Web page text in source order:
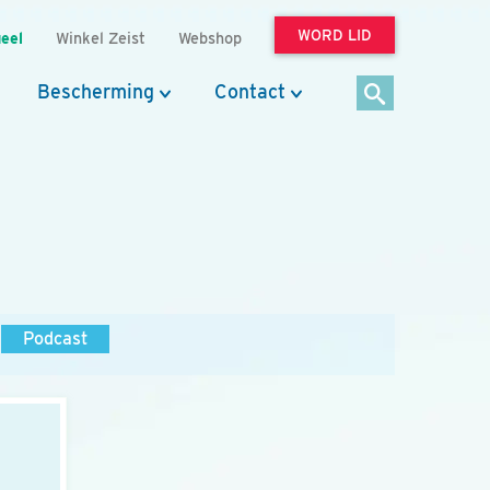
Winkel Zeist Webshop WORD LID
Bescherming Contact
Podcast